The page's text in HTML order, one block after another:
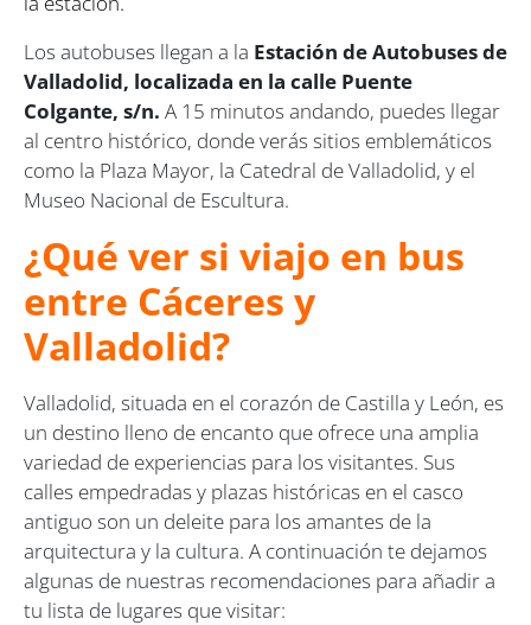
Los autobuses llegan a la Estación de Autobuses de
Valladolid, localizada en la calle Puente
Colgante, s/n. A 15 minutos andando, puedes llegar
al centro histórico, donde verás sitios emblemáticos
como la Plaza Mayor, la Catedral de Valladolid, y el
Museo Nacional de Escultura.
¿Qué ver si viajo en bus
entre Cáceres y
Valladolid?
Valladolid, situada en el corazón de Castilla y León, es
un destino lleno de encanto que ofrece una amplia
variedad de experiencias para los visitantes. Sus
calles empedradas y plazas históricas en el casco
antiguo son un deleite para los amantes de la
arquitectura y la cultura. A continuación te dejamos
algunas de nuestras recomendaciones para añadir a
tu lista de lugares que visitar: